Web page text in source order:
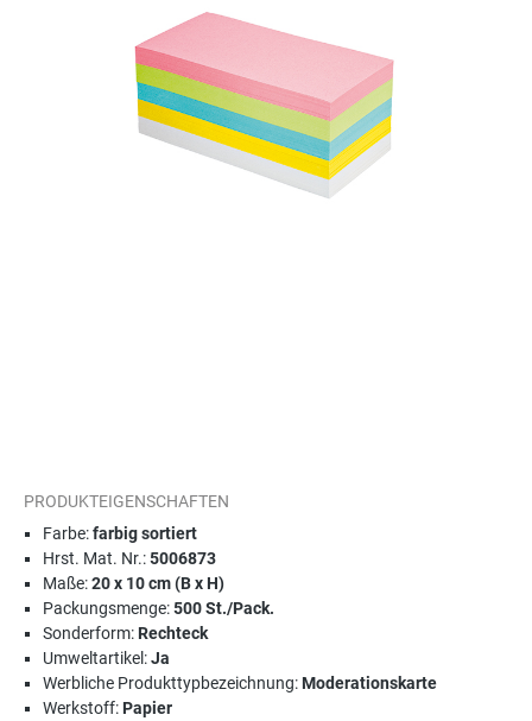
PRODUKTEIGENSCHAFTEN
Farbe:farbig sortiert
Hrst. Mat. Nr.:5006873
Maße:20 x 10 cm (B x H)
Packungsmenge:500 St./Pack.
Sonderform:Rechteck
Umweltartikel:Ja
Werbliche Produkttypbezeichnung:Moderationskarte
Werkstoff:Papier